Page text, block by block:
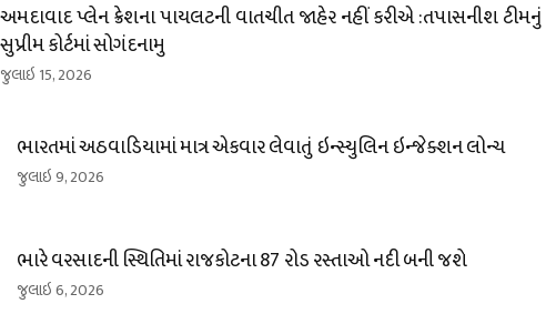
અમદાવાદ પ્લેન ક્રેશના પાયલટની વાતચીત જાહેર નહીં કરીએ :તપાસનીશ ટીમનું
સુપ્રીમ કોર્ટમાં સોગંદનામુ
જુલાઇ 15, 2026
ભારતમાં અઠવાડિયામાં માત્ર એકવાર લેવાતું ઇન્સ્યુલિન ઇન્જેક્શન લોન્ચ
જુલાઇ 9, 2026
ભારે વરસાદની સ્થિતિમાં રાજકોટના 87 રોડ રસ્તાઓ નદી બની જશે
જુલાઇ 6, 2026